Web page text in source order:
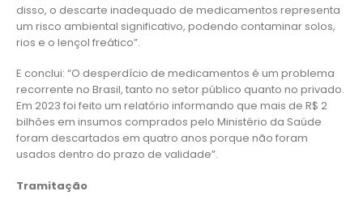
disso, o descarte inadequado de medicamentos representa
um risco ambiental significativo, podendo contaminar solos,
rios e o lençol freático”.
E conclui: “O desperdício de medicamentos é um problema
recorrente no Brasil, tanto no setor público quanto no privado.
Em 2023 foi feito um relatório informando que mais de R$ 2
bilhões em insumos comprados pelo Ministério da Saúde
foram descartados em quatro anos porque não foram
usados dentro do prazo de validade”.
Tramitação